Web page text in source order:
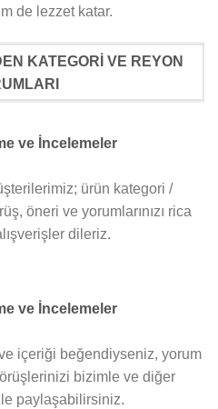
de lezzet katar.
KATEGORI VE REYON
ve İncelemeler
ürün kategori /
öneri ve yorumlarınızı rica
dileriz.
ve İncelemeler
içeriği beğendiyseniz, yorum
bizimle ve diğer
paylaşabilirsiniz.